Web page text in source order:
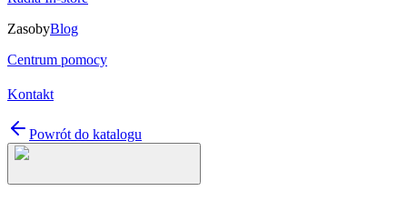
ZasobyBlog
Centrum pomocy
Kontakt
Powrót do katalogu